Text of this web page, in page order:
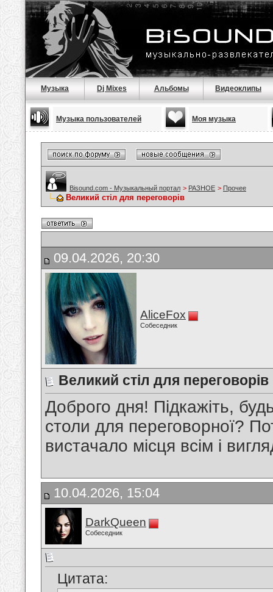
Музыка Dj Mixes Альбомы Видеоклипы
Музыка пользователей Моя музыка
Bisound.com - Музыкальный портал > РАЗНОЕ > Прочее
Великий стіл для переговорів
09.04.2026, 20:30
AliceFox
Собеседник
Великий стіл для переговорів
Доброго дня! Підкажіть,
столи для переговорної?
вистачало місця всім і
10.04.2026, 15:04
DarkQueen
Собеседник
Цитата: